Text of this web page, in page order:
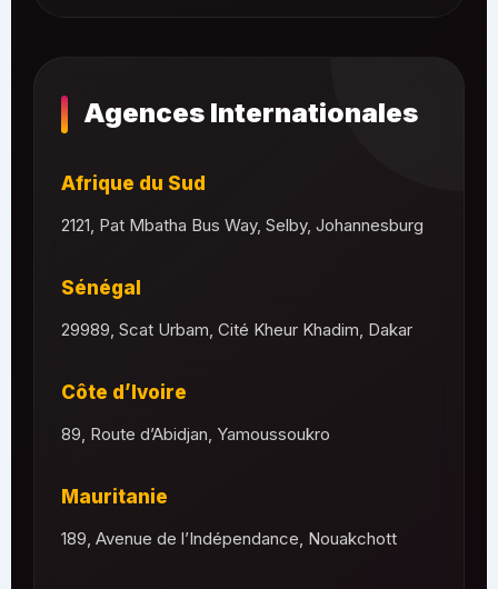
Agences Internationales
Afrique du Sud
2121, Pat Mbatha Bus Way, Selby, Johannesburg
Sénégal
29989, Scat Urbam, Cité Kheur Khadim, Dakar
Côte d’Ivoire
89, Route d’Abidjan, Yamoussoukro
Mauritanie
189, Avenue de l’Indépendance, Nouakchott